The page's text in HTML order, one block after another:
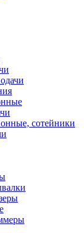
сотейники